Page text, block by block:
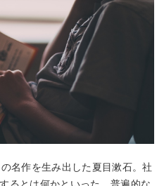
名作を生み出した夏目漱石。社
るとは何かといった、普遍的な